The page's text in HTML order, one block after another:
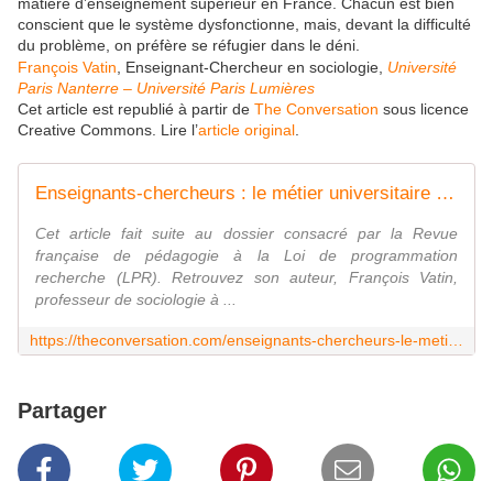
conscient que le système dysfonctionne, mais, devant la difficulté
du problème, on préfère se réfugier dans le déni.
François Vatin , Enseignant-Chercheur en sociologie, Université
Paris Nanterre – Université Paris Lumières
Cet article est republié à partir de The Conversation sous licence
Creative Commons. Lire l’article original
Enseignants-chercheurs : le métier universitaire écartelé
Cet article fait suite au dossier consacré par la Revue
française de pédagogie à la Loi de programmation
recherche (LPR). Retrouvez son auteur, François Vatin,
professeur de sociologie à ...
Partager